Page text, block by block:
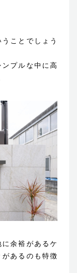
ことでしょう
プルな中に高
余裕があるケ
あるのも特徴